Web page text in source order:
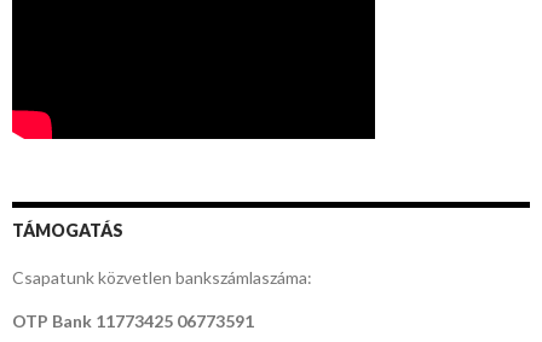
TÁMOGATÁS
Csapatunk közvetlen bankszámlaszáma:
OTP Bank 11773425 06773591